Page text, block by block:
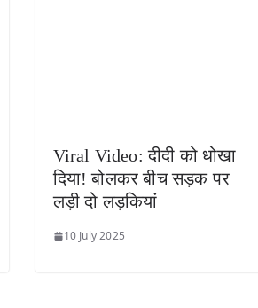
Viral Video: दीदी को धोखा
दिया! बोलकर बीच सड़क पर
लड़ी दो लड़कियां
10 July 2025